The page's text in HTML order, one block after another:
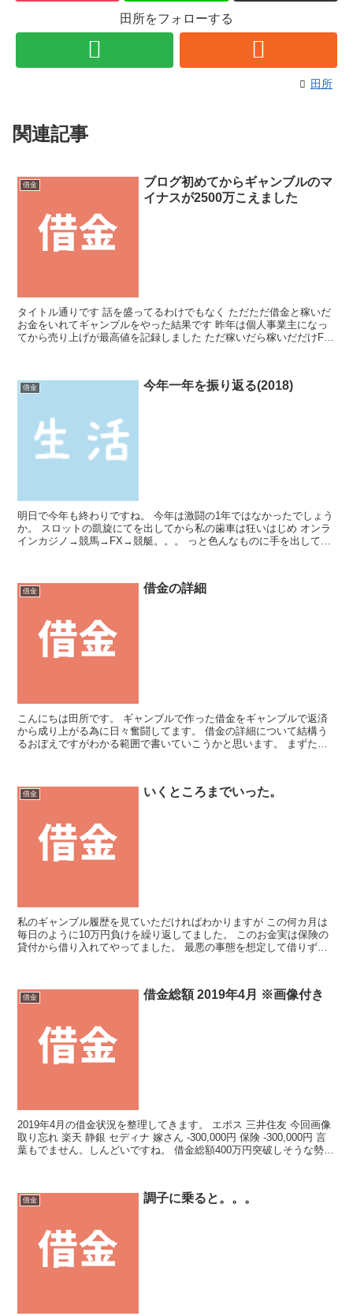
田所をフォローする
田所
関連記事
借金
ブログ初めてからギャンブルのマ
イナスが2500万こえました
タイトル通りです 話を盛ってるわけでもなく ただただ借金と稼いだ
お金をいれてギャンブルをやった結果です 昨年は個人事業主になっ
てから売り上げが最高値を記録しました ただ稼いだら稼いだだけFX
借金 今年一年を振り返る(2018)
明日で今年も終わりですね。 今年は激闘の1年ではなかったでしょう
か。 スロットの凱旋にてを出してから私の歯車は狂いはじめ オンラ
インカジノ→競馬→FX→競艇。。。 っと色んなものに手を出して私
借金 借金の詳細
こんにちは田所です。 ギャンブルで作った借金をギャンブルで返済
から成り上がる為に日々奮闘してます。 借金の詳細について結構う
るおぼえですがわかる範囲で書いていこうかと思います。 まずただ
借金 いくところまでいった。
私のギャンブル履歴を見ていただければわかりますが この何カ月は
毎日のように10万円負けを繰り返してました。 このお金実は保険の
貸付から借り入れてやってました。 最悪の事態を想定して借りずに
借金 借金総額 2019年4月 ※画像付き
2019年4月の借金状況を整理してきます。 エポス 三井住友 今回画像
取り忘れ 楽天 静銀 セディナ 嫁さん -300,000円 保険 -300,000円 言
葉もでません。しんどいですね。 借金総額400万円突破しそうな勢い
借金 調子に乗ると。。。